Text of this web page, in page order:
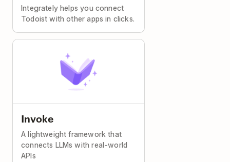
Integrately helps you connect
Todoist with other apps in clicks.
Invoke
A lightweight framework that
connects LLMs with real-world
APIs